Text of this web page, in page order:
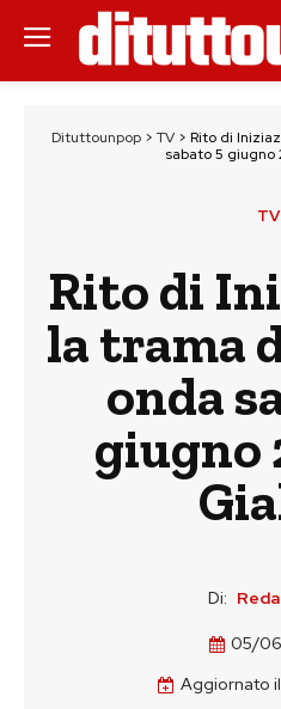
Dituttounpop > TV > Rito di
sabato 5 giugno
TV
Rito di
la trama
onda
giugno
Di:
05/
Aggiornato